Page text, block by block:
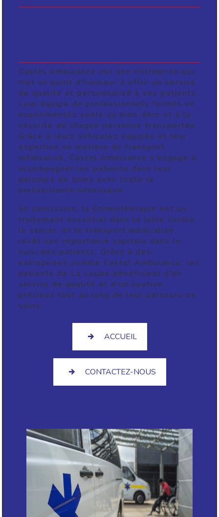
Castel Ambulance est une entreprise qui
met un point d'honneur à offrir un service
de qualité et personnalisé à ses patients.
Leur équipe de professionnels formés et
expérimentés veille au bien-être et à la
sécurité de chaque personne transportée.
Grâce à leurs véhicules équipés et leur
expertise en matière de transport
médicalisé, Castel Ambulance s'engage à
accompagner les patients dans leur
parcours de soins avec toute la
bienveillance nécessaire.
En conclusion, la Chimiothérapie est un
traitement essentiel dans la lutte contre
le cancer, et le transport médicalisé
revêt une importance capitale dans le
suivi des patients. Grâce à des
entreprises comme Castel Ambulance, les
patients de La Loupe bénéficient d'un
service de qualité et d'un soutien
précieux tout au long de leur parcours de
soins.
ACCUEIL
CONTACTEZ-NOUS